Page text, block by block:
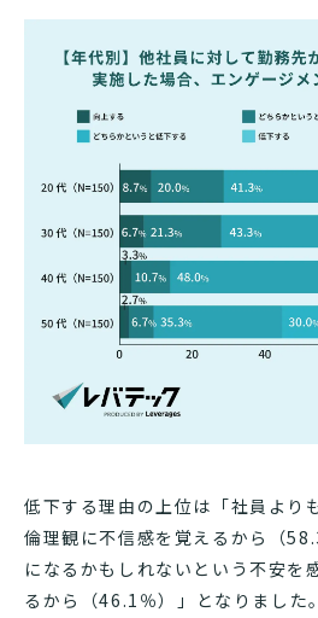
低下する理由の上位は「社員より
倫理観に不信感を覚えるから（
になるかもしれないという不安を
るから（46.1％）」となりました